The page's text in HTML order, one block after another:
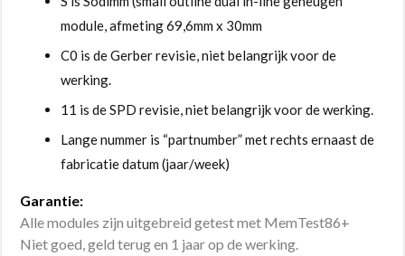
module, afmeting 69,6mm x 30mm
C0 is de Gerber revisie, niet belangrijk voor de
werking.
11 is de SPD revisie, niet belangrijk voor de werking.
Lange nummer is “partnumber” met rechts ernaast de
fabricatie datum (jaar/week)
Garantie:
Alle modules zijn uitgebreid getest met MemTest86+
Niet goed, geld terug en 1 jaar op de werking.